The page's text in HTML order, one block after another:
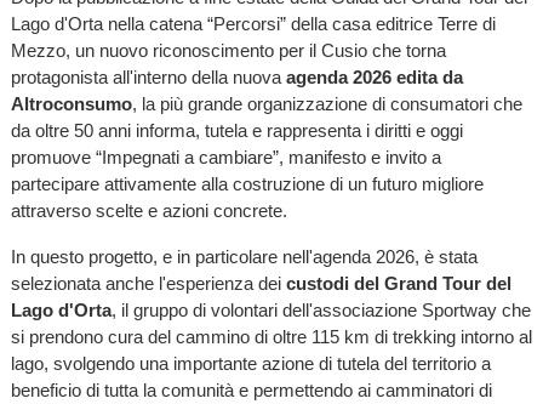
Lago d'Orta nella catena “Percorsi” della casa editrice Terre di
Mezzo, un nuovo riconoscimento per il Cusio che torna
protagonista all'interno della nuovaagenda 2026 edita da
Altroconsumo, la più grande organizzazione di consumatori che
da oltre 50 anni informa, tutela e rappresenta i diritti e oggi
promuove “Impegnati a cambiare”, manifesto e invito a
partecipare attivamente alla costruzione di un futuro migliore
attraverso scelte e azioni concrete.
In questo progetto, e in particolare nell'agenda 2026, è stata
selezionata anche l'esperienza dei custodi del Grand Tour del
Lago d'Orta, il gruppo di volontari dell'associazione Sportway che
si prendono cura del cammino di oltre 115 km di trekking intorno al
lago, svolgendo una importante azione di tutela del territorio a
beneficio di tutta la comunità e permettendo ai camminatori di